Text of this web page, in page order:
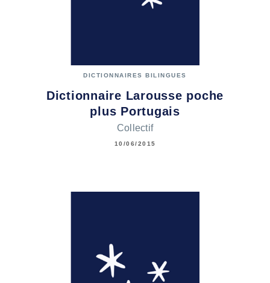
DICTIONNAIRES BILINGUES
Dictionnaire Larousse poche
plus Portugais
Collectif
10/06/2015